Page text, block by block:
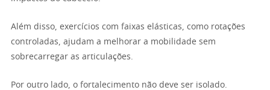
Além disso, exercícios com faixas elásticas, como rotações
controladas, ajudam a melhorar a mobilidade sem
sobrecarregar as articulações.
Por outro lado, o fortalecimento não deve ser isolado.